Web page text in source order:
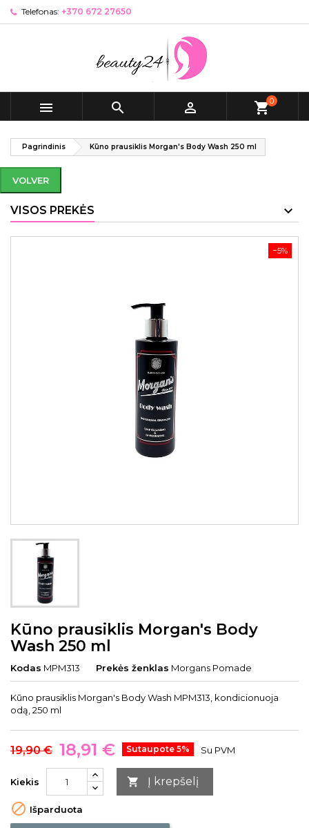
Telefonas: +370 672 27650
   shopping_cart0
Pagrindinis Kūno prausiklis Morgan's Body Wash 250 ml
VOLVER
VISOS PREKĖS
−5%
Kūno prausiklis Morgan's Body
Wash 250 ml
Kodas MPM313 Prekės ženklas Morgans Pomade
Kūno prausiklis Morgan's Body Wash MPM313, kondicionuoja
odą, 250 ml
19,90 € 18,91 € Sutaupote 5% Su PVM
Kiekis  Į krepšelį
 Išparduota